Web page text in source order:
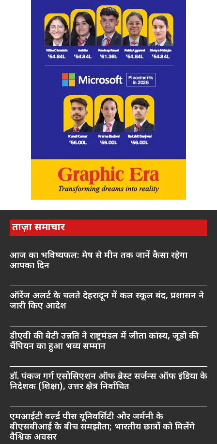
ताज़ा समाचार
आज का भविष्यफल: मेष से मीन तक जानें कैसा रहेगा
आपका दिन
ऑरेंज अलर्ट के चलते देहरादून में कल स्कूल बंद, प्रशासन ने
जारी किए आदेश
डीएवी की बेटी उन्नति ने राष्ट्रमंडल में जीता कांस्य, जूडो की
चैंपियन का हुआ भव्य सम्मान
डॉ. पंकज गर्ग एसोसिएशन ऑफ ब्रेस्ट सर्जन्स ऑफ इंडिया के
निदेशक (शिक्षा), उत्तर क्षेत्र निर्वाचित
एमआईटी वर्ल्ड पीस यूनिवर्सिटी और जर्मनी के
बीएसबीआई के बीच समझौता; भारतीय छात्रों को मिलेंगे
वैश्विक अवसर